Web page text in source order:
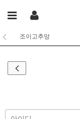
조이고추망